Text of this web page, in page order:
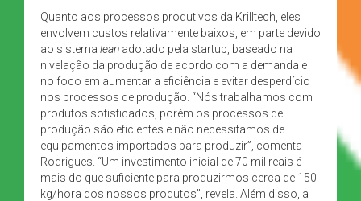
Quanto aos processos produtivos da Krilltech, eles
envolvem custos relativamente baixos, em parte devido
ao sistema lean adotado pela startup, baseado na
nivelação da produção de acordo com a demanda e
no foco em aumentar a eficiência e evitar desperdício
nos processos de produção. “Nós trabalhamos com
produtos sofisticados, porém os processos de
produção são eficientes e não necessitamos de
equipamentos importados para produzir”, comenta
Rodrigues. “Um investimento inicial de 70 mil reais é
mais do que suficiente para produzirmos cerca de 150
kg/hora dos nossos produtos”, revela. Além disso, a